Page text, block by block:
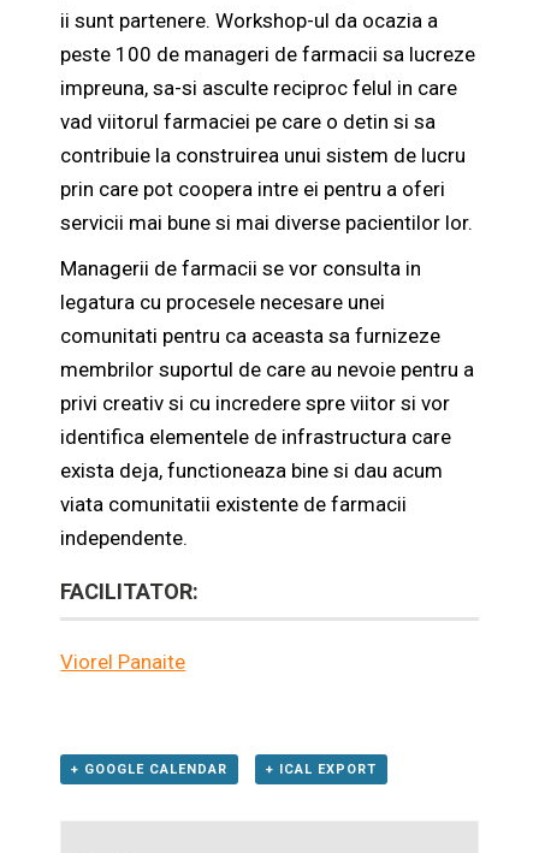
ii sunt partenere. Workshop-ul da ocazia a
peste 100 de manageri de farmacii sa lucreze
impreuna, sa-si asculte reciproc felul in care
vad viitorul farmaciei pe care o detin si sa
contribuie la construirea unui sistem de lucru
prin care pot coopera intre ei pentru a oferi
servicii mai bune si mai diverse pacientilor lor.
Managerii de farmacii se vor consulta in
legatura cu procesele necesare unei
comunitati pentru ca aceasta sa furnizeze
membrilor suportul de care au nevoie pentru a
privi creativ si cu incredere spre viitor si vor
identifica elementele de infrastructura care
exista deja, functioneaza bine si dau acum
viata comunitatii existente de farmacii
independente.
FACILITATOR:
Viorel Panaite
+ GOOGLE CALENDAR + ICAL EXPORT